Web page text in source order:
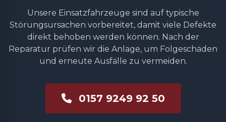
Unsere Einsatzfahrzeuge sind auf typische
Störungsursachen vorbereitet, damit viele Defekte
direkt behoben werden können. Nach der
Reparatur prüfen wir die Anlage, um Folgeschäden
und erneute Ausfälle zu vermeiden.
0157 9249 92 50